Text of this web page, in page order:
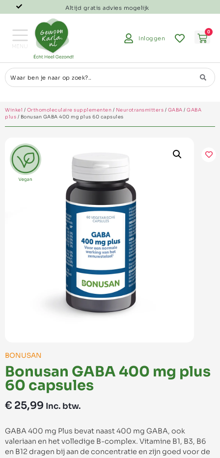
Altijd gratis advies mogelijk
Inloggen
0
Winkel / Orthomoleculaire supplementen / Neurotransmitters / GABA / GABA
plus / Bonusan GABA 400 mg plus 60 capsules
BONUSAN
Bonusan GABA 400 mg plus
60 capsules
€ 25,99 Inc. btw.
GABA 400 mg Plus bevat naast 400 mg GABA, ook
valeriaan en het volledige B-complex. Vitamine B1, B3, B6
en B12 dragen bij aan de concentratie en zijn goed voor de